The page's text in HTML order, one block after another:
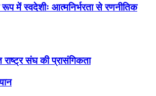
रूप में स्वदेशीः आत्मनिर्भरता से रणनीतिक
राष्ट्र संघ की प्रासंगिकता